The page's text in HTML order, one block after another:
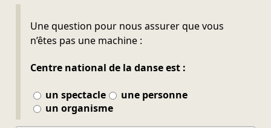
Une question pour nous assurer que vous
n’êtes pas une machine :
Centre national de la danse est :
un spectacle
une personne
un organisme
Ne pas remplir